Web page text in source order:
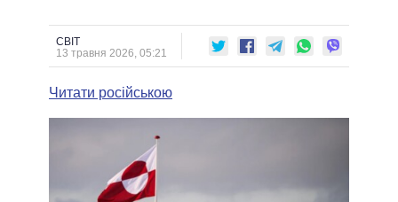
ГОЛОВИ ОБЛАДМІНІСТРАЦІЙ
МЕРИ МІСТ
ВСІ ПЕРСОНИ
ПОРІВНЯННЯ ПОЛІТИКІВ
СВІТ
13 травня 2026, 05:21
Читати російською